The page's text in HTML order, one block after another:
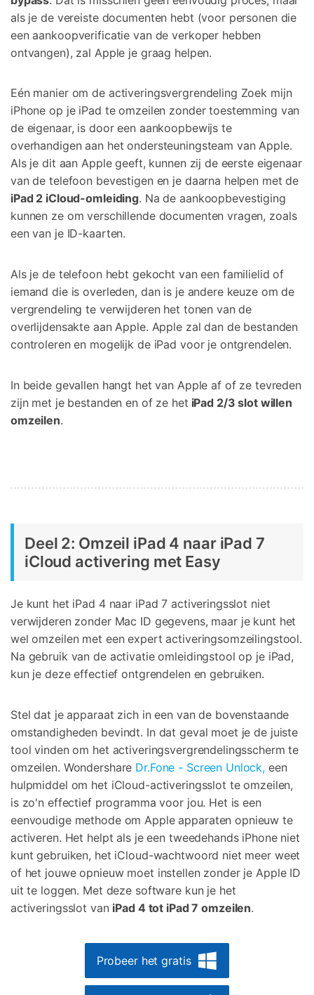
als je de vereiste documenten hebt (voor personen die
een aankoopverificatie van de verkoper hebben
ontvangen), zal Apple je graag helpen.
Eén manier om de activeringsvergrendeling Zoek mijn
iPhone op je iPad te omzeilen zonder toestemming van
de eigenaar, is door een aankoopbewijs te
overhandigen aan het ondersteuningsteam van Apple.
Als je dit aan Apple geeft, kunnen zij de eerste eigenaar
van de telefoon bevestigen en je daarna helpen met de
iPad 2 iCloud-omleiding. Na de aankoopbevestiging
kunnen ze om verschillende documenten vragen, zoals
een van je ID-kaarten.
Als je de telefoon hebt gekocht van een familielid of
iemand die is overleden, dan is je andere keuze om de
vergrendeling te verwijderen het tonen van de
overlijdensakte aan Apple. Apple zal dan de bestanden
controleren en mogelijk de iPad voor je ontgrendelen.
In beide gevallen hangt het van Apple af of ze tevreden
zijn met je bestanden en of ze het iPad 2/3 slot willen
omzeilen.
Deel 2: Omzeil iPad 4 naar iPad 7
iCloud activering met Easy
Je kunt het iPad 4 naar iPad 7 activeringsslot niet
verwijderen zonder Mac ID gegevens, maar je kunt het
wel omzeilen met een expert activeringsomzeilingstool.
Na gebruik van de activatie omleidingstool op je iPad,
kun je deze effectief ontgrendelen en gebruiken.
Stel dat je apparaat zich in een van de bovenstaande
omstandigheden bevindt. In dat geval moet je de juiste
tool vinden om het activeringsvergrendelingsscherm te
omzeilen. Wondershare Dr.Fone - Screen Unlock, een
hulpmiddel om het iCloud-activeringsslot te omzeilen,
is zo'n effectief programma voor jou. Het is een
eenvoudige methode om Apple apparaten opnieuw te
activeren. Het helpt als je een tweedehands iPhone niet
kunt gebruiken, het iCloud-wachtwoord niet meer weet
of het jouwe opnieuw moet instellen zonder je Apple ID
uit te loggen. Met deze software kun je het
activeringsslot van iPad 4 tot iPad 7 omzeilen.
Probeer het gratis